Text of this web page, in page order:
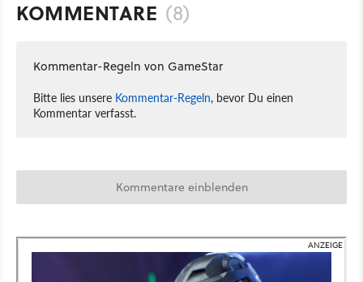
KOMMENTARE (8)
Kommentar-Regeln von GameStar
Bitte lies unsere Kommentar-Regeln, bevor Du einen
Kommentar verfasst.
Kommentare einblenden